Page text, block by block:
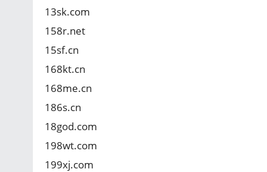
13sk.com
158r.net
15sf.cn
168kt.cn
168me.cn
186s.cn
18god.com
198wt.com
199xj.com